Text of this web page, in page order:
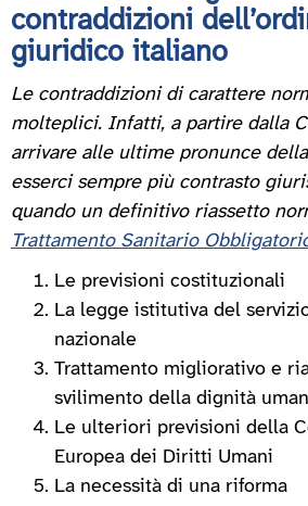
contraddizioni
giuridico italiano
Le contraddizioni di carattere
molteplici. Infatti, a partire dalla
arrivare alle ultime pronunce
esserci sempre più contrasto
quando un definitivo riassetto
Trattamento Sanitario
Le previsioni costituzionali
La legge istitutiva del
nazionale
Trattamento migliorativo e
svilimento della dignità
Le ulteriori previsioni della
Europea dei Diritti Umani
La necessità di una riforma